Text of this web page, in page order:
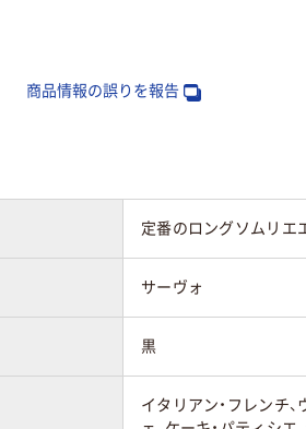
商品情報の誤りを報告
定番のロングソムリエ
サーヴォ
黒
イタリアン・フレンチ、